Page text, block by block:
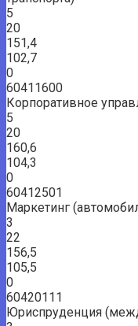
5
20
151,4
102,7
0
60411600
Корпоративное
5
20
160,6
104,3
0
60412501
Маркетинг
3
22
156,5
105,5
0
60420111
Юриспруденция